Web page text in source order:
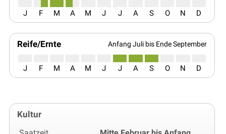
J F M A M J J A S O N D
Reife/Ernte Anfang Juli bis Ende September
J F M A M J J A S O N D
Kultur